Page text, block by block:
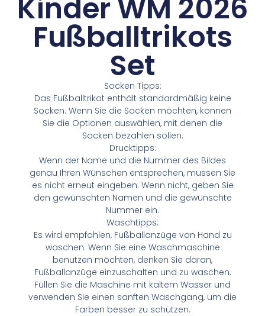
Kinder WM 2026
Fußballtrikots
Set
Socken Tipps:
Das Fußballtrikot enthält standardmäßig keine
Socken. Wenn Sie die Socken möchten, können
Sie die Optionen auswählen, mit denen die
Socken bezahlen sollen.
Drucktipps:
Wenn der Name und die Nummer des Bildes
genau Ihren Wünschen entsprechen, müssen Sie
es nicht erneut eingeben. Wenn nicht, geben Sie
den gewünschten Namen und die gewünschte
Nummer ein.
Waschtipps:
Es wird empfohlen, Fußballanzüge von Hand zu
waschen. Wenn Sie eine Waschmaschine
benutzen möchten, denken Sie daran,
Fußballanzüge einzuschalten und zu waschen.
Füllen Sie die Maschine mit kaltem Wasser und
verwenden Sie einen sanften Waschgang, um die
Farben besser zu schützen.